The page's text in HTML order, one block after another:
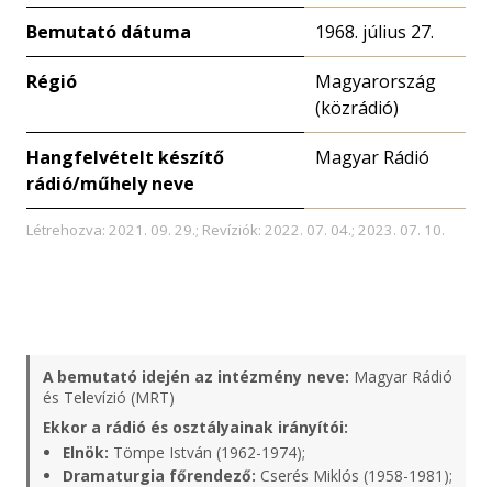
Bemutató dátuma 1968. július 27.
Régió
Magyarország
(közrádió)
Hangfelvételt készítő
rádió/műhely neve
Magyar Rádió
Létrehozva: 2021. 09. 29.; Revíziók: 2022. 07. 04.; 2023. 07. 10.
A bemutató idején az intézmény neve: Magyar Rádió
és Televízió (MRT)
Ekkor a rádió és osztályainak irányítói:
Elnök: Tömpe István (1962-1974);
Dramaturgia főrendező: Cserés Miklós (1958-1981);